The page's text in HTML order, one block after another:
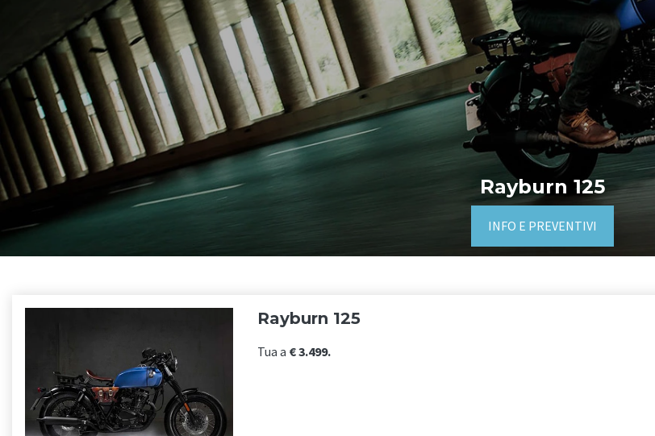
Rayburn 125
INFO E PREVENTIVI
Rayburn 125
Tua a € 3.499.